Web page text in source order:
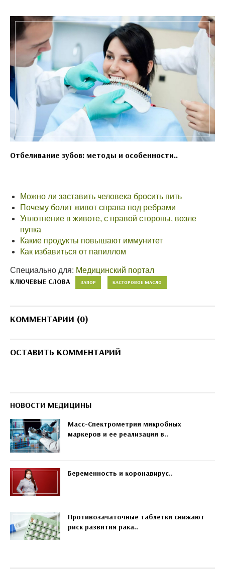
Отбеливание зубов: методы и особенности..
Можно ли заставить человека бросить пить
Почему болит живот справа под ребрами
Уплотнение в животе, с правой стороны, возле
пупка
Какие продукты повышают иммунитет
Как избавиться от папиллом
Специально для: Медицинский портал
КЛЮЧЕВЫЕ СЛОВА ЗАПОР КАСТОРОВОЕ МАСЛО
КОММЕНТАРИИ (0)
ОСТАВИТЬ КОММЕНТАРИЙ
НОВОСТИ МЕДИЦИНЫ
Масс-Спектрометрия микробных
маркеров и ее реализация в..
Беременность и коронавирус..
Противозачаточные таблетки снижают
риск развития рака..